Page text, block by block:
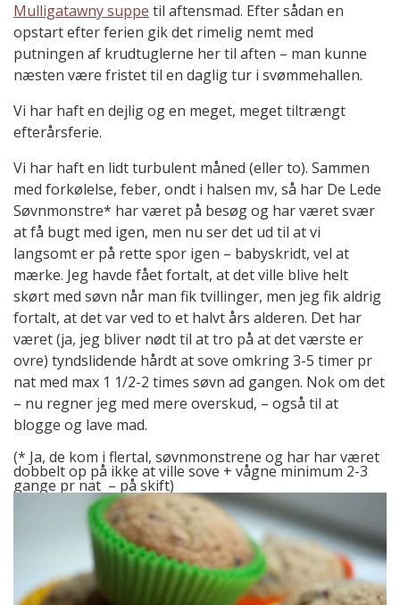
Mulligatawny suppe til aftensmad. Efter sådan en
opstart efter ferien gik det rimelig nemt med
putningen af krudtuglerne her til aften – man kunne
næsten være fristet til en daglig tur i svømmehallen.
Vi har haft en dejlig og en meget, meget tiltrængt
efterårsferie.
Vi har haft en lidt turbulent måned (eller to). Sammen
med forkølelse, feber, ondt i halsen mv, så har De Lede
Søvnmonstre* har været på besøg og har været svær
at få bugt med igen, men nu ser det ud til at vi
langsomt er på rette spor igen – babyskridt, vel at
mærke. Jeg havde fået fortalt, at det ville blive helt
skørt med søvn når man fik tvillinger, men jeg fik aldrig
fortalt, at det var ved to et halvt års alderen. Det har
været (ja, jeg bliver nødt til at tro på at det værste er
ovre) tyndslidende hårdt at sove omkring 3-5 timer pr
nat med max 1 1/2-2 times søvn ad gangen. Nok om det
– nu regner jeg med mere overskud, – også til at
blogge og lave mad.
(* Ja, de kom i flertal, søvnmonstrene og har har været
dobbelt op på ikke at ville sove + vågne minimum 2-3
gange pr nat – på skift)